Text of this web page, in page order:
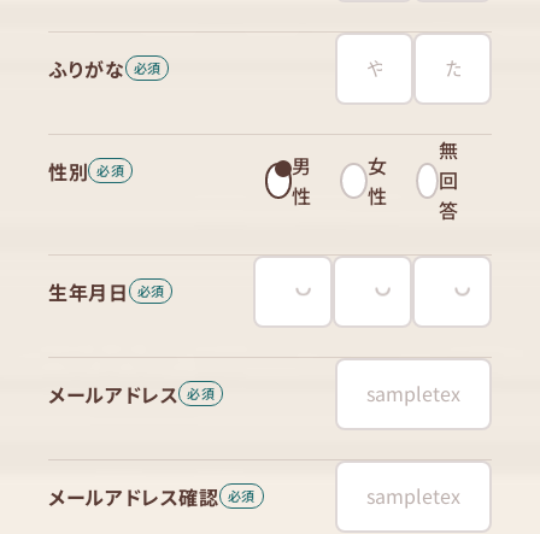
ふりがな
性別
男
性
女
性
無
回
答
生年月日
メールアドレス
メールアドレス確認